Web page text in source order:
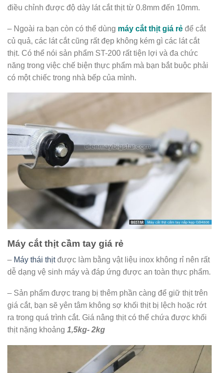
điều chỉnh được độ dày lát cắt thịt từ 0.8mm đến 10mm.
– Ngoài ra bạn còn có thể dùng máy cắt thịt giá rẻ để cắt
củ quả, các lát cắt cũng rất đẹp không kém gì các lát cắt
thịt. Có thể nói sản phẩm ST-200 rất tiện lợi và đa chức
năng trong việc chế biện thực phẩm mà bạn bắt buộc phải
có một chiếc trong nhà bếp của mình.
Máy cắt thịt cầm tay giá rẻ
– Máy thái thịtđược làm bằng vật liệu inox không rỉ nên rất
dễ dạng vệ sinh máy và đáp ứng được an toàn thực phẩm.
– Sản phẩm được trang bị thêm phần càng để giữ thịt trên
giá cắt, bạn sẽ yên tâm không sợ khối thịt bị lệch hoặc rớt
ra trong quá trình cắt. Giá nâng thịt có thể chứa được khối
thịt nặng khoảng 1,5kg- 2kg